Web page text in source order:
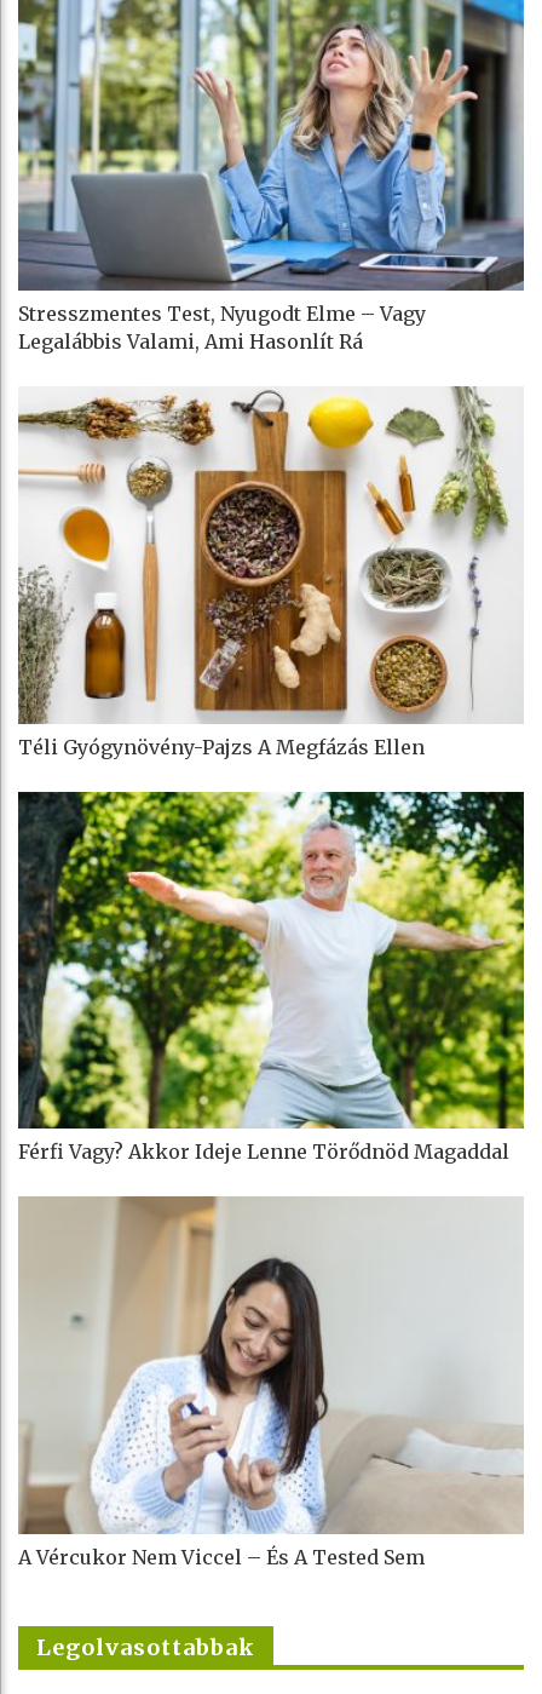
Stresszmentes Test, Nyugodt Elme – Vagy
Legalábbis Valami, Ami Hasonlít Rá
Téli Gyógynövény-Pajzs A Megfázás Ellen
Férfi Vagy? Akkor Ideje Lenne Törődnöd Magaddal
A Vércukor Nem Viccel – És A Tested Sem
Legolvasottabbak